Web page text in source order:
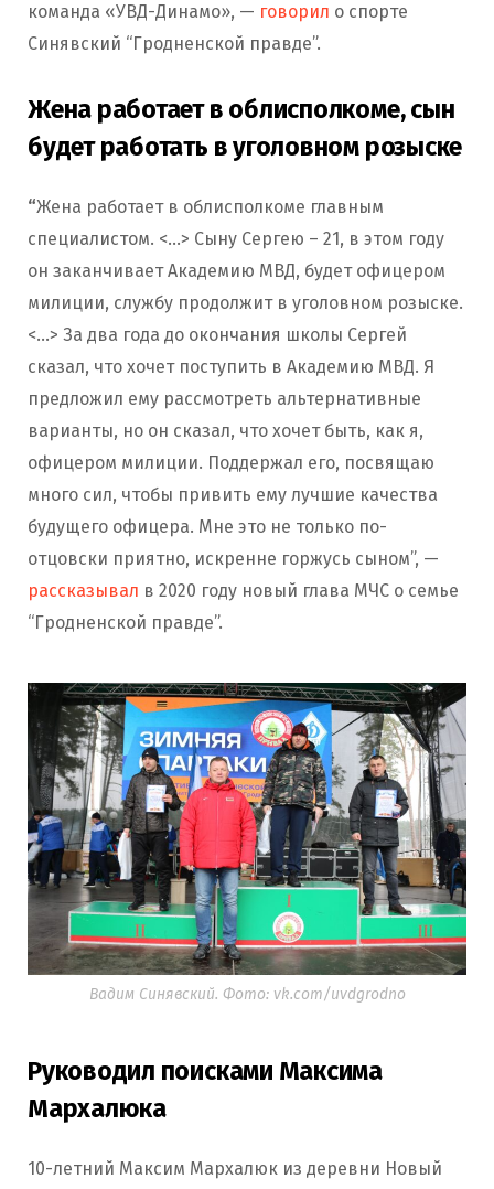
команда «УВД-Динамо», — говорил о спорте
Синявский “Гродненской правде”.
Жена работает в облисполкоме, сын
будет работать в уголовном розыске
“Жена работает в облисполкоме главным
специалистом. <…> Сыну Сергею – 21, в этом году
он заканчивает Академию МВД, будет офицером
милиции, службу продолжит в уголовном розыске.
<…> За два года до окончания школы Сергей
сказал, что хочет поступить в Академию МВД. Я
предложил ему рассмотреть альтернативные
варианты, но он сказал, что хочет быть, как я,
офицером милиции. Поддержал его, посвящаю
много сил, чтобы привить ему лучшие качества
будущего офицера. Мне это не только по-
отцовски приятно, искренне горжусь сыном”, —
рассказывал в 2020 году новый глава МЧС о семье
“Гродненской правде”.
Вадим Синявский. Фото: vk.com/uvdgrodno
Руководил поисками Максима
Мархалюка
10-летний Максим Мархалюк из деревни Новый